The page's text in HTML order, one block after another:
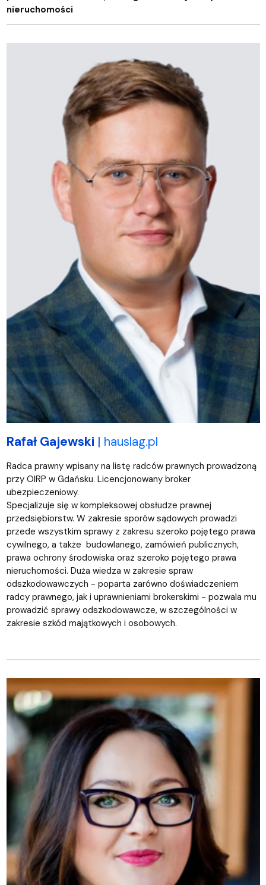
nieruchomości
Rafał Gajewski | hauslag.pl
Radca prawny wpisany na listę radców prawnych prowadzoną
przy OIRP w Gdańsku. Licencjonowany broker
ubezpieczeniowy.
Specjalizuje się w kompleksowej obsłudze prawnej
przedsiębiorstw. W zakresie sporów sądowych prowadzi
przede wszystkim sprawy z zakresu szeroko pojętego prawa
cywilnego, a także budowlanego, zamówień publicznych,
prawa ochrony środowiska oraz szeroko pojętego prawa
nieruchomości. Duża wiedza w zakresie spraw
odszkodowawczych - poparta zarówno doświadczeniem
radcy prawnego, jak i uprawnieniami brokerskimi - pozwala mu
prowadzić sprawy odszkodowawcze, w szczególności w
zakresie szkód majątkowych i osobowych.